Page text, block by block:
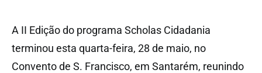
A II Edição do programa Scholas Cidadania
terminou esta quarta-feira, 28 de maio, no
Convento de S. Francisco, em Santarém, reunindo